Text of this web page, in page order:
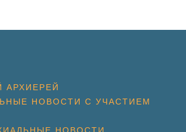
АРХИЕРЕЙ
НОВОСТИ С УЧАСТИЕМ